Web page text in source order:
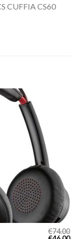
CUFFIA CS60
€74.00